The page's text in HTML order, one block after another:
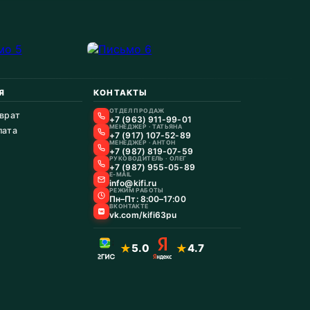
КОНТАКТЫ
ОТДЕЛ ПРОДАЖ
+7 (963) 911-99-01
МЕНЕДЖЕР · ТАТЬЯНА
+7 (917) 107-52-89
МЕНЕДЖЕР · АНТОН
+7 (987) 819-07-59
РУКОВОДИТЕЛЬ · ОЛЕГ
+7 (987) 955-05-89
E-MAIL
info@kifi.ru
РЕЖИМ РАБОТЫ
Пн–Пт: 8:00–17:00
ВКОНТАКТЕ
vk.com/kifi63pu
★5.0 ★4.7